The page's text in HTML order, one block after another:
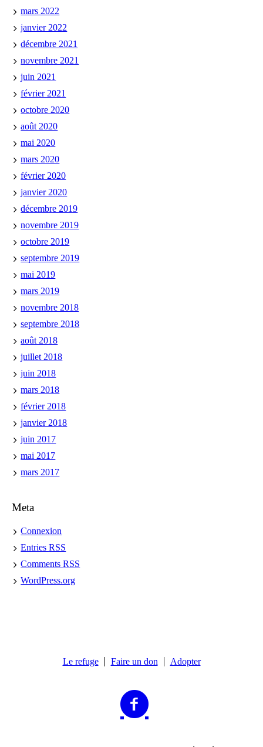
mars 2022
janvier 2022
décembre 2021
novembre 2021
juin 2021
février 2021
octobre 2020
août 2020
mai 2020
mars 2020
février 2020
janvier 2020
décembre 2019
novembre 2019
octobre 2019
septembre 2019
mai 2019
mars 2019
novembre 2018
septembre 2018
août 2018
juillet 2018
juin 2018
mars 2018
février 2018
janvier 2018
juin 2017
mai 2017
mars 2017
Meta
Connexion
EntriesRSS
CommentsRSS
WordPress.org
Le refuge Faire un don Adopter